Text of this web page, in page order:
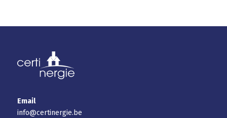
Email
info@certinergie.be